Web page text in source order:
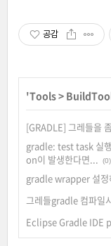
공감
'Tools>
[GRADLE] 그레들을
gradle: test task 실
on이 발생한다면...
(0)
gradle wrapper 설정
그레들gradle 컴파일
Eclipse Gradle IDE